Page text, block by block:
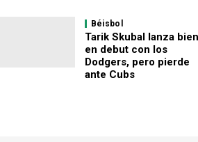
Béisbol
Tarik Skubal lanza bien
en debut con los
Dodgers, pero pierde
ante Cubs